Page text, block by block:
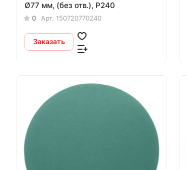
Ø77 мм, (без отв.), P240
0 Арт. 150720770240
Заказать